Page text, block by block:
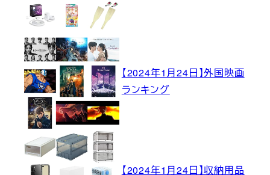
【2024年1月24日】外国映画
ランキング
【2024年1月24日】収納用品